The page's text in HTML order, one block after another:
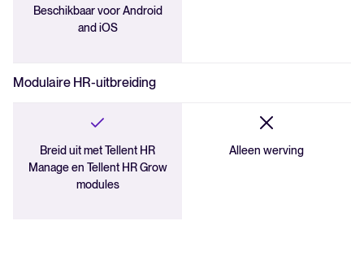
Beschikbaar voor Android
and iOS
Modulaire HR-uitbreiding
Breid uit met Tellent HR
Manage en Tellent HR Grow
modules
Alleen werving